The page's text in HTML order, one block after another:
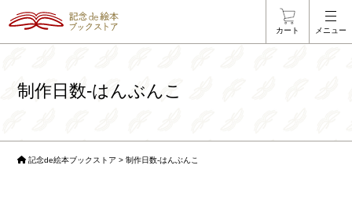
カート メニュー
制作日数-はんぶんこ
記念de絵本ブックストア >制作日数-はんぶんこ